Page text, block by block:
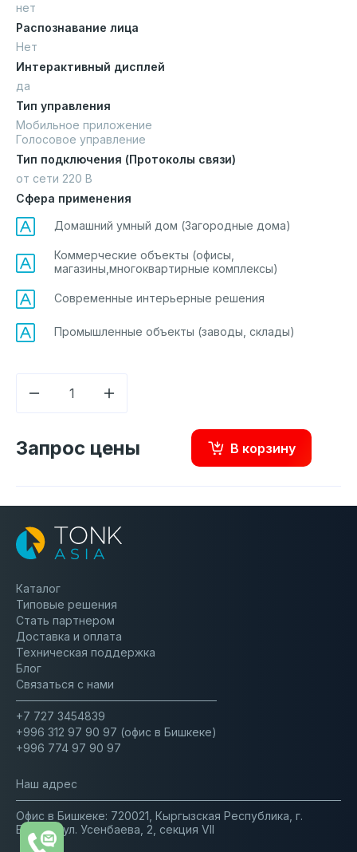
нет
Распознавание лица
Нет
Интерактивный дисплей
да
Тип управления
Мобильное приложение
Голосовое управление
Тип подключения (Протоколы связи)
от сети 220 В
Сфера применения
Домашний умный дом (Загородные дома)
Коммерческие объекты (офисы,
магазины,многоквартирные комплексы)
Современные интерьерные решения
Промышленные объекты (заводы, склады)
Запрос цены В корзину
Каталог
Типовые решения
Стать партнером
Доставка и оплата
Техническая поддержка
Блог
Связаться с нами
+7 727 3454839
+996 312 97 90 97 (офис в Бишкеке)
+996 774 97 90 97
Наш адрес
Офис в Бишкеке: 720021, Кыргызская Республика, г.
Бишкек, ул. Усенбаева, 2, секция VII